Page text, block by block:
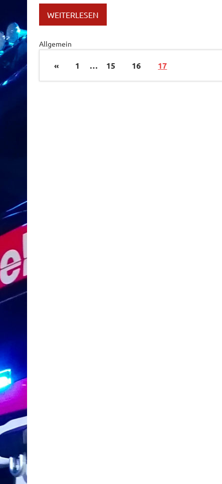
WEITERLESEN
Allgemein
« 1 … 15 16 17